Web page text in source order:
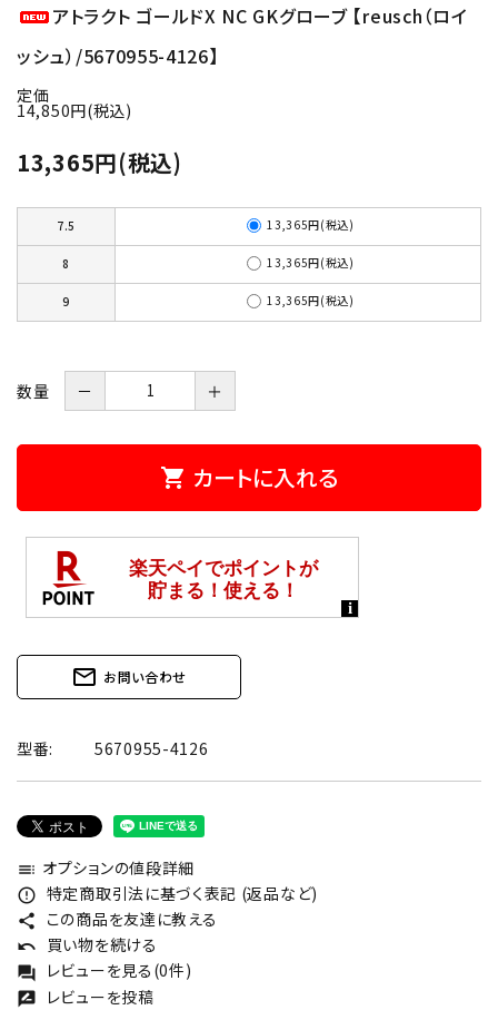
アトラクト ゴールドX NC GKグローブ 【reusch（ロイ
ッシュ）/5670955-4126】
定価
14,850円(税込)
13,365円(税込)
7.5 13,365円(税込)
8 13,365円(税込)
9 13,365円(税込)
数量 － ＋
shopping_cart カートに入れる
mail_outline お問い合わせ
型番: 5670955-4126
toc オプションの値段詳細
error_outline 特定商取引法に基づく表記 (返品など)
share この商品を友達に教える
undo 買い物を続ける
forum レビューを見る(0件)
rate_review レビューを投稿